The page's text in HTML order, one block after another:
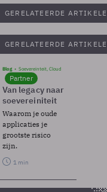
GERELATEERDE
GERELATEERDE
Blog Soevereinteit, Cloud
Partner
Van legacy naar
soevereiniteit
Waarom je oude
applicaties je
grootste risico
zijn.
1 min